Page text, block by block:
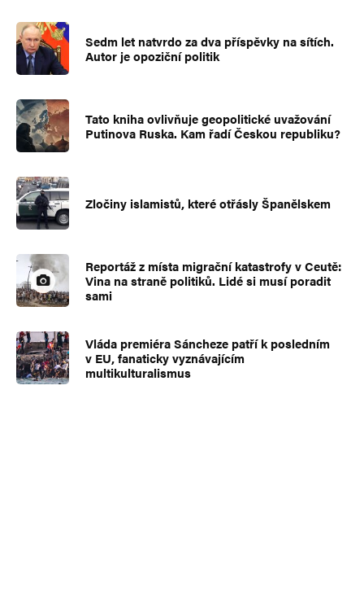
Sedm let natvrdo za dva příspěvky na sítích.
Autor je opoziční politik
Tato kniha ovlivňuje geopolitické uvažování
Putinova Ruska. Kam řadí Českou republiku?
Zločiny islamistů, které otřásly Španělskem
Reportáž z místa migrační katastrofy v Ceutě:
Vina na straně politiků. Lidé si musí poradit
sami
Vláda premiéra Sáncheze patří k posledním
v EU, fanaticky vyznávajícím
multikulturalismus